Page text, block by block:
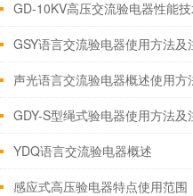
YDQ语言交流验电器概述
感应式高压验电器特点使用范围